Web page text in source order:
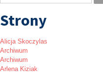
Strony
Alicja Skoczylas
Archiwum
Archiwum
Arlena Kiziak